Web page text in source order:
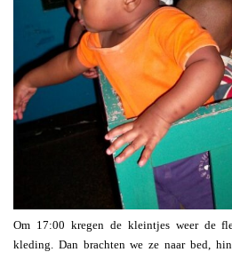
Om 17:00 kregen de kleintjes weer de
kleding. Dan brachten we ze naar bed,